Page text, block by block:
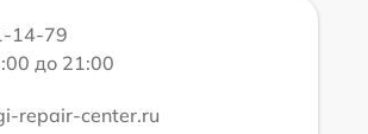
14-79
до 21:00
repair-center.ru